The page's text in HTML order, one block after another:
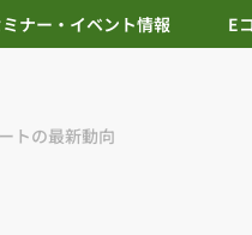
ナー・イベント情報 E
トの最新動向